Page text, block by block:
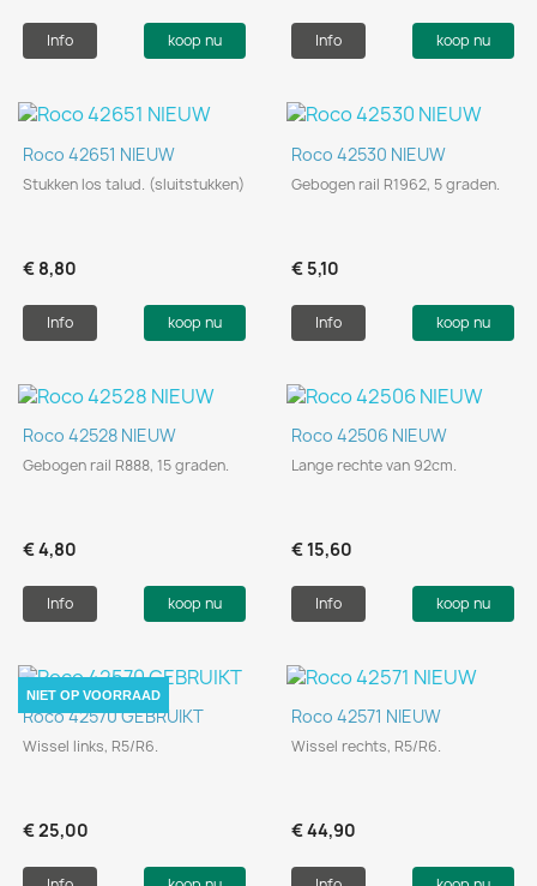
Info koop nu Info koop nu
Roco 42651 NIEUW
Stukken los talud. (sluitstukken)
€ 8,80
Info koop nu
Roco 42530 NIEUW
Gebogen rail R1962, 5 graden.
€ 5,10
Info koop nu
Roco 42528 NIEUW
Gebogen rail R888, 15 graden.
€ 4,80
Info koop nu
Roco 42506 NIEUW
Lange rechte van 92cm.
€ 15,60
Info koop nu
Roco 42570 GEBRUIKT
Wissel links, R5/R6.
€ 25,00
NIET OP VOORRAAD
Roco 42571 NIEUW
Wissel rechts, R5/R6.
€ 44,90